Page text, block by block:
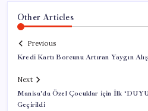
Other Articles
Previous
Kredi Kartı Borcunu Artıran Yaygın
Next
Manisa’da Özel Çocuklar için İlk
Geçirildi